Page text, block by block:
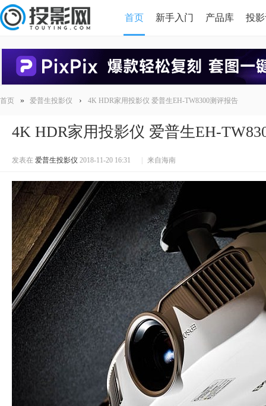
首页 新手入门 产品库 投
首页 » 爱普生投影仪 › 4K HDR家用投影仪 爱普生EH-TW8300测评报告
4K HDR家用投影仪 爱普生EH-
发表在 爱普生投影仪 2018-11-20 16:31 来自海南